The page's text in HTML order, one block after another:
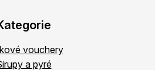
vouchery
a pyré